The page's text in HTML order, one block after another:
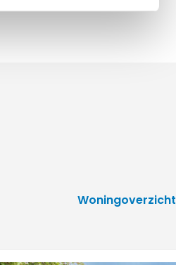
Woningoverzicht